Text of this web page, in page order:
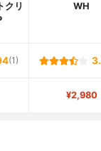
クリ
WH
(1)
¥2,980